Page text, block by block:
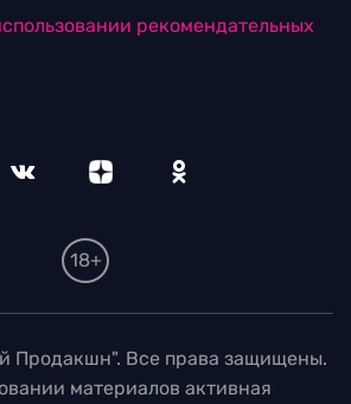
рекомендательных
18+
Продакшн". Все права защищены.
материалов активная